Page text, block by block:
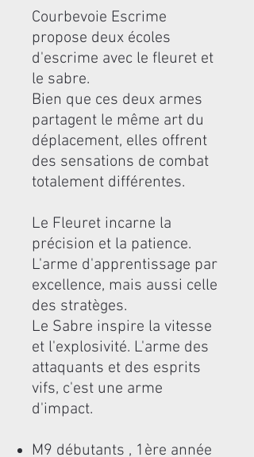
Courbevoie Escrime
propose deux écoles
d'escrime avec le fleuret et
le sabre.
Bien que ces deux armes
partagent le même art du
déplacement, elles offrent
des sensations de combat
totalement différentes.
Le Fleuret incarne la
précision et la patience.
L'arme d'apprentissage par
excellence, mais aussi celle
des stratèges.
Le Sabre inspire la vitesse
et l'explosivité. L'arme des
attaquants et des esprits
vifs, c'est une arme
d'impact.
M9 débutants , 1ère année